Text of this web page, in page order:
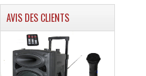
AVIS DES CLIENTS